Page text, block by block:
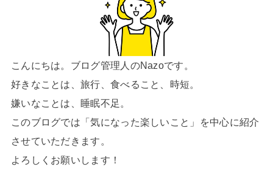
こんにちは。ブログ管理人のNazoです。
好きなことは、旅行、食べること、時短。
嫌いなことは、睡眠不足。
このブログでは「気になった楽しいこと」を中心に紹介
させていただきます。
よろしくお願いします！